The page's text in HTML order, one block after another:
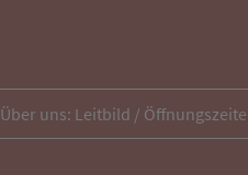
Über uns: Leitbild /